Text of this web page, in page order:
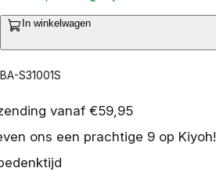
galerieweergave
In winkelwagen
S31001S
vanaf €59,95
ons een prachtige 9 op Kiyoh!